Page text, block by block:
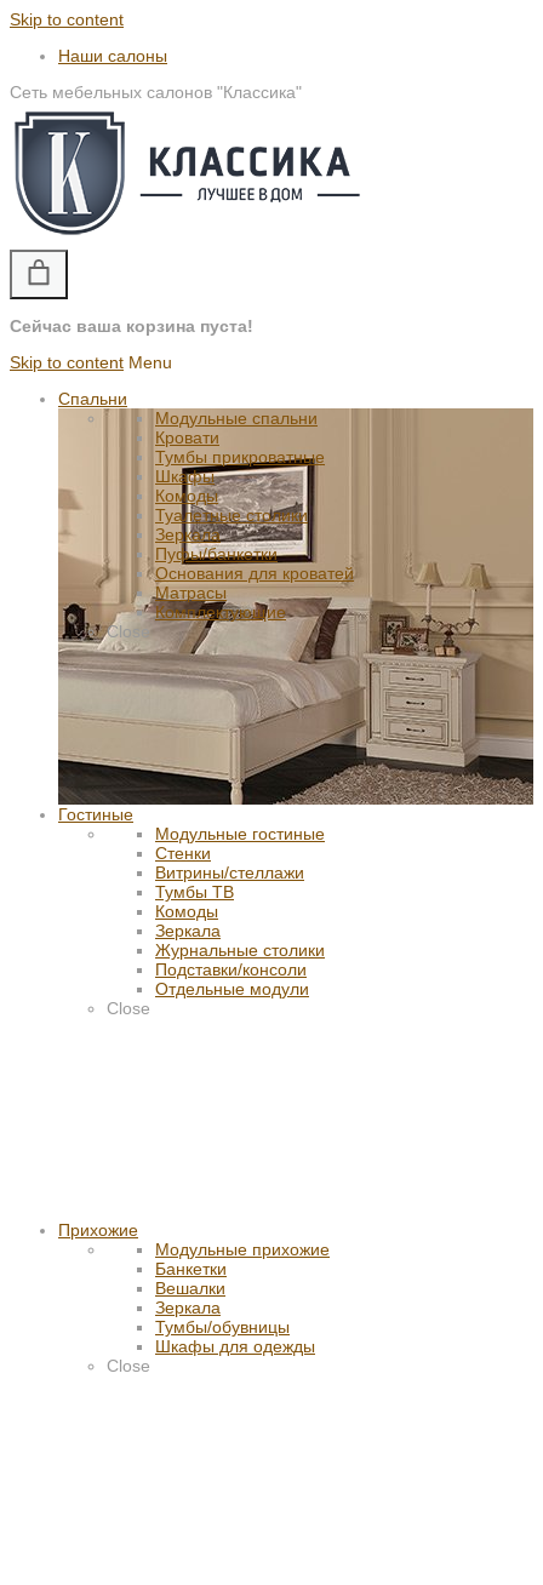
Skip to content
Наши салоны
Сеть мебельных салонов "Классика"
Сейчас ваша корзина пуста!
Skip to content Menu
Спальни
Модульные спальни
Кровати
Тумбы прикроватные
Шкафы
Комоды
Туалетные столики
Зеркала
Пуфы/банкетки
Основания для кроватей
Матрасы
Комплектующие
Close
Гостиные
Модульные гостиные
Стенки
Витрины/стеллажи
Тумбы ТВ
Комоды
Зеркала
Журнальные столики
Подставки/консоли
Отдельные модули
Close
Прихожие
Модульные прихожие
Банкетки
Вешалки
Зеркала
Тумбы/обувницы
Шкафы для одежды
Close